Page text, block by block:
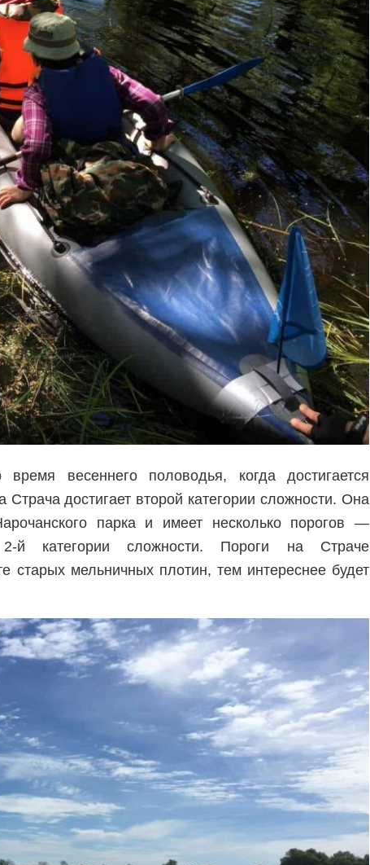
весеннего половодья, когда достигается
Страча достигает второй категории сложности. Она
парка и имеет несколько порогов —
2-й категории сложности. Пороги на Страче
старых мельничных плотин, тем интереснее будет